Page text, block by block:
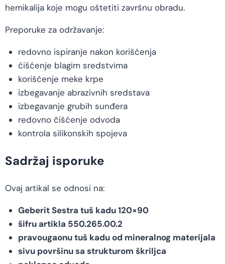
hemikalija koje mogu oštetiti završnu obradu.
Preporuke za održavanje:
redovno ispiranje nakon korišćenja
čišćenje blagim sredstvima
korišćenje meke krpe
izbegavanje abrazivnih sredstava
izbegavanje grubih sunđera
redovno čišćenje odvoda
kontrola silikonskih spojeva
Sadržaj isporuke
Ovaj artikal se odnosi na:
Geberit Sestra tuš kadu 120×90
šifru artikla 550.265.00.2
pravougaonu tuš kadu od mineralnog materijala
sivu površinu sa strukturom škriljca